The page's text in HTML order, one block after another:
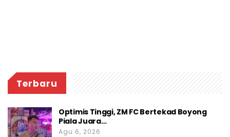
Terbaru
Optimis Tinggi, ZM FC Bertekad Boyong
Piala Juara…
Agu 6, 2026